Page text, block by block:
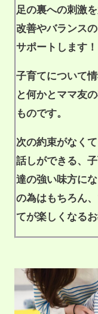
足の裏への刺激
改善やバランス
サポートします！
子育てについて
と何かとママ友
ものです。
次の約束がなく
話しができる、
達の強い味方に
の為はもちろん
てが楽しくなる